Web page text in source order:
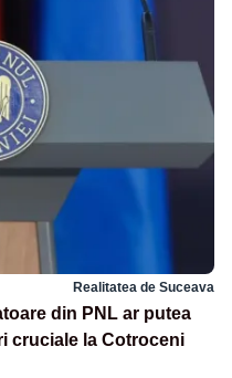
Realitatea de Suceava
din PNL ar putea
cruciale la Cotroceni